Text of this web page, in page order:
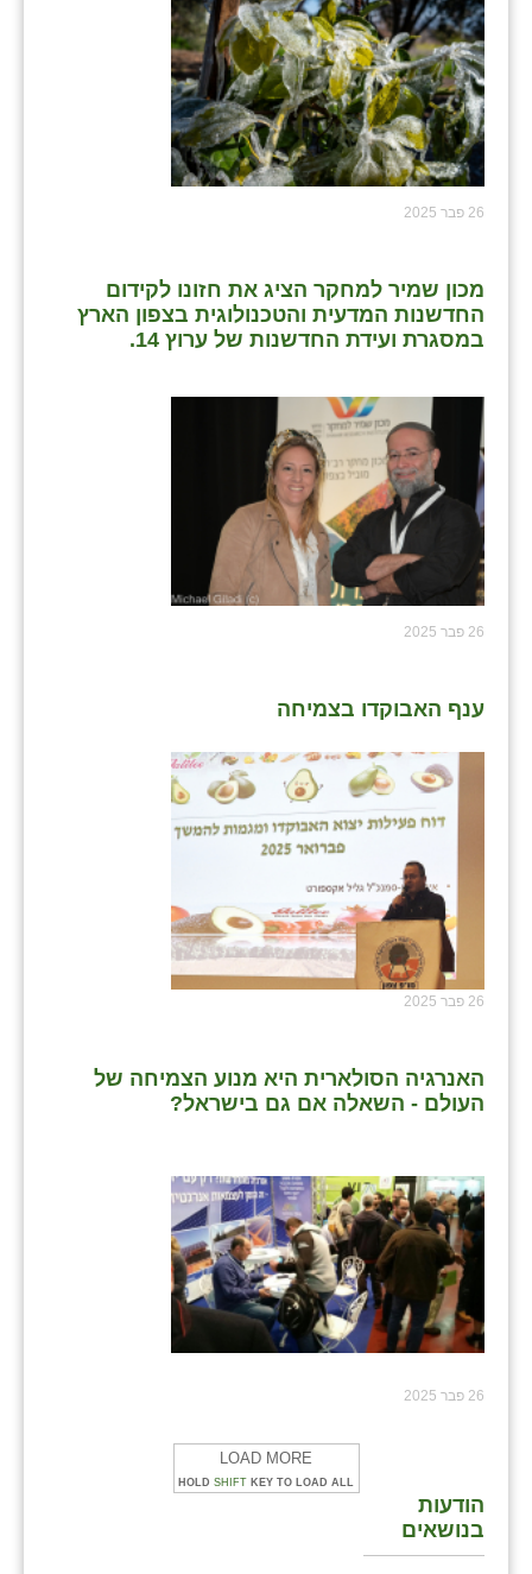
26 פבר 2025
מכון שמיר למחקר הציג את חזונו לקידום
החדשנות המדעית והטכנולוגית בצפון הארץ
במסגרת ועידת החדשנות של ערוץ 14.
26 פבר 2025
ענף האבוקדו בצמיחה
26 פבר 2025
האנרגיה הסולארית היא מנוע הצמיחה של
העולם - השאלה אם גם בישראל?
26 פבר 2025
LOAD MORE
HOLD SHIFT KEY TO LOAD ALL
הודעות
בנושאים